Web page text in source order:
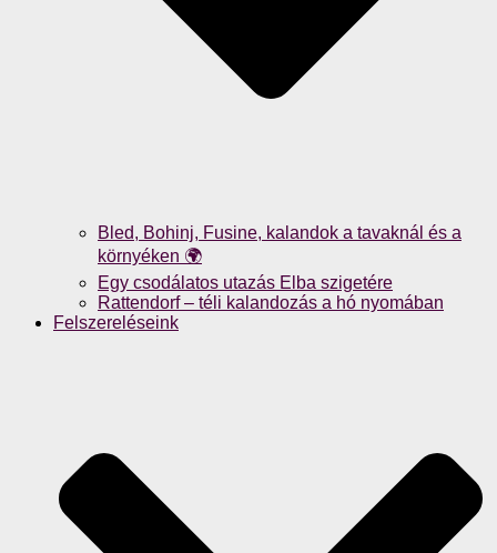
Bled, Bohinj, Fusine, kalandok a tavaknál és a
környéken 🌍
Egy csodálatos utazás Elba szigetére
Rattendorf – téli kalandozás a hó nyomában
Felszereléseink